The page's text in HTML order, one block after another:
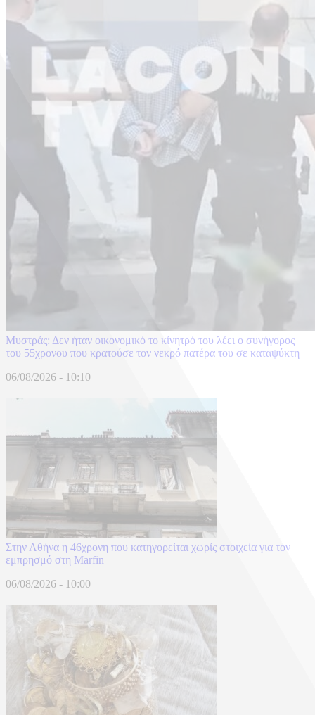
Μυστράς: Δεν ήταν οικονομικό το κίνητρό του λέει ο συνήγορος
του 55χρονου που κρατούσε τον νεκρό πατέρα του σε καταψύκτη
06/08/2026 - 10:10
Στην Αθήνα η 46χρονη που κατηγορείται χωρίς στοιχεία για τον
εμπρησμό στη Marfin
06/08/2026 - 10:00